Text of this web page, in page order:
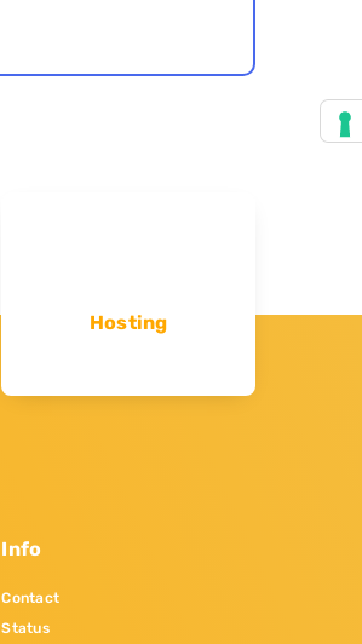
Hosting
Info
Contact
Status